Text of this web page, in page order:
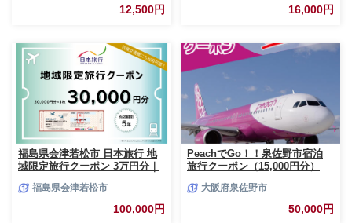
切り身 冷凍 家庭用 おかず 弁当
支援 サーモン 銀鮭切り身 魚 わ
12,500円
ん塩 冷凍 焼肉 BBQ アウトドア
バーベキュー 厚切り タン
16,000円
福島県会津若松市 日本旅行 地
域限定旅行クーポン 3万円分｜
旅行 宿泊券 ホテル 観光 旅行
旅行券 交通費 体験 宿泊 夏休み
冬休み 家族旅行 ひとり旅 カッ
福島県会津若松市
100,000円
PeachでGo！！泉佐野市宿泊
旅行クーポン（15,000円分）
050F082
大阪府泉佐野市
50,000円